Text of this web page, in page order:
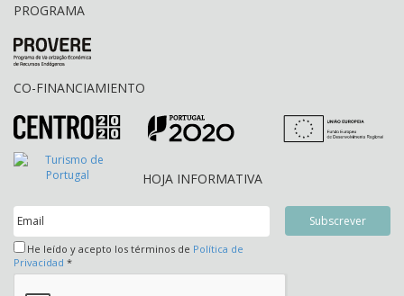
PROGRAMA
CO-FINANCIAMIENTO
HOJA INFORMATIVA
He leído y acepto los términos de Política de
Privacidad *